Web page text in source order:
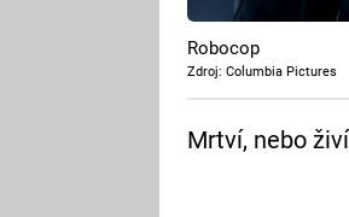
Robocop
Zdroj: Columbia Pictures
Mrtví, nebo